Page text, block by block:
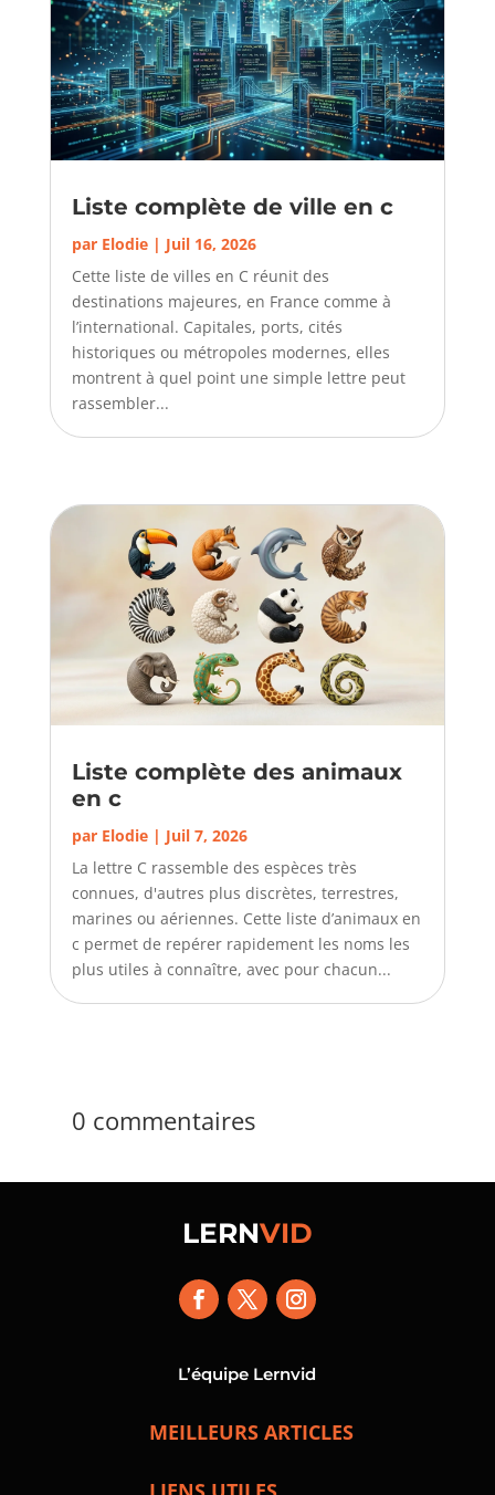
Liste complète de ville en c
par Elodie| Juil 16, 2026
Cette liste de villes en C réunit des
destinations majeures, en France comme à
l’international. Capitales, ports, cités
historiques ou métropoles modernes, elles
montrent à quel point une simple lettre peut
rassembler...
Liste complète des animaux
en c
par Elodie| Juil 7, 2026
La lettre C rassemble des espèces très
connues, d'autres plus discrètes, terrestres,
marines ou aériennes. Cette liste d’animaux en
c permet de repérer rapidement les noms les
plus utiles à connaître, avec pour chacun...
0 commentaires
LERNVID
L’équipe Lernvid
MEILLEURS ARTICLES